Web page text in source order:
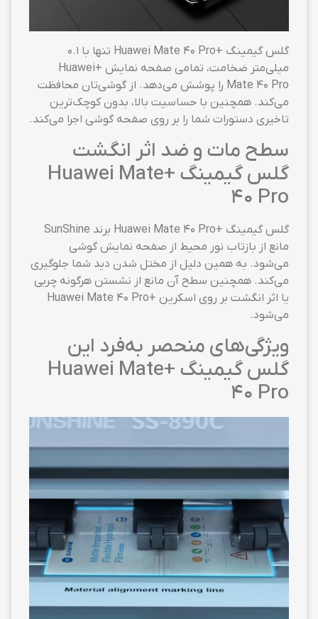
گلس گیمینگ +Huawei Mate 40 Pro تنها با ۰.۱
میلی‌متر ضخامت، تمامی صفحه نمایش +Huawei
Mate 40 Pro را پوشش می‌دهد. از گوشی‌تان محافظت
می‌کند. همچنین با حساسیت بالا، بدون کوچک‌ترین
تاخیری دستورات شما را بر روی صفحه گوشی اجرا می‌کند.
سطح مات و ضد اثر انگشت
گلس گیمینگ +Huawei Mate
40 Pro
گلس گیمینگ +Huawei Mate 40 Pro برند SunShine
مانع از بازتاب نور محیط از صفحه نمایش گوشی
می‌شود. به همین دلیل از مختل شدن دید شما جلوگیری
می‌کند. همچنین سطح آن مانع از نشستن هرگونه چربی
یا اثر انگشت بر روی اسکرین +Huawei Mate 40 Pro
می‌شود.
ویژگی‌های منحصر به‌فرد این
گلس گیمینگ +Huawei Mate
40 Pro